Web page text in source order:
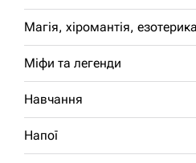
Магія, хіромантія,
Міфи та легенди
Навчання
Напої